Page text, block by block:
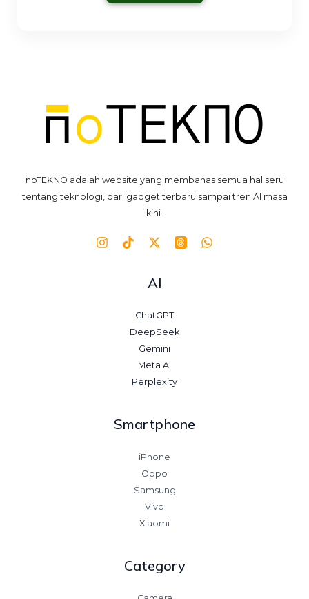
noTEKNO adalah website yang membahas semua hal seru
tentang teknologi, dari gadget terbaru sampai tren AI masa
kini.
AI
ChatGPT
DeepSeek
Gemini
Meta AI
Perplexity
Smartphone
iPhone
Oppo
Samsung
Vivo
Xiaomi
Category